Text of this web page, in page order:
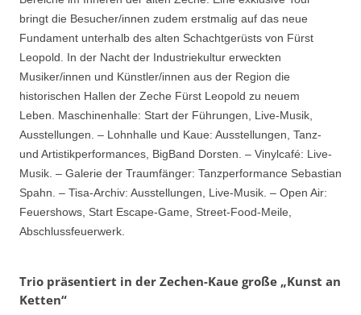
bringt die Besucher/innen zudem erstmalig auf das neue
Fundament unterhalb des alten Schachtgerüsts von Fürst
Leopold. In der Nacht der Industriekultur erweckten
Musiker/innen und Künstler/innen aus der Region die
historischen Hallen der Zeche Fürst Leopold zu neuem
Leben. Maschinenhalle: Start der Führungen, Live-Musik,
Ausstellungen. – Lohnhalle und Kaue: Ausstellungen, Tanz-
und Artistikperformances, BigBand Dorsten. – Vinylcafé: Live-
Musik. – Galerie der Traumfänger: Tanzperformance Sebastian
Spahn. – Tisa-Archiv: Ausstellungen, Live-Musik. – Open Air:
Feuershows, Start Escape-Game, Street-Food-Meile,
Abschlussfeuerwerk.
Trio präsentiert in der Zechen-Kaue große „Kunst an
Ketten“